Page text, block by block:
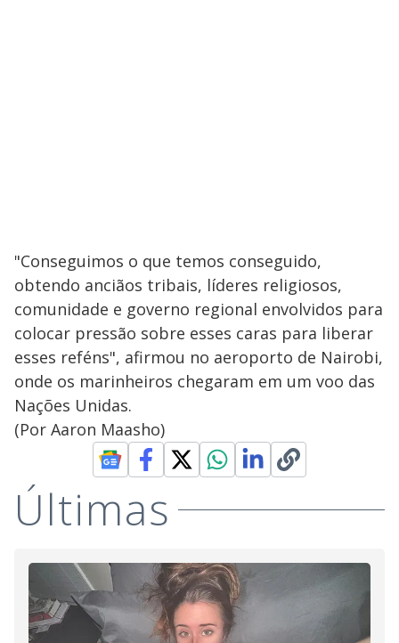
"Conseguimos o que temos conseguido,
obtendo anciãos tribais, líderes religiosos,
comunidade e governo regional envolvidos para
colocar pressão sobre esses caras para liberar
esses reféns", afirmou no aeroporto de Nairobi,
onde os marinheiros chegaram em um voo das
Nações Unidas.
(Por Aaron Maasho)
Últimas